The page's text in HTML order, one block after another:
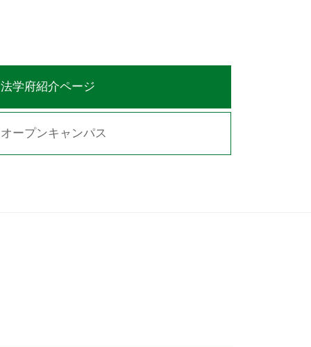
法学府紹介ページ
オープンキャンパス